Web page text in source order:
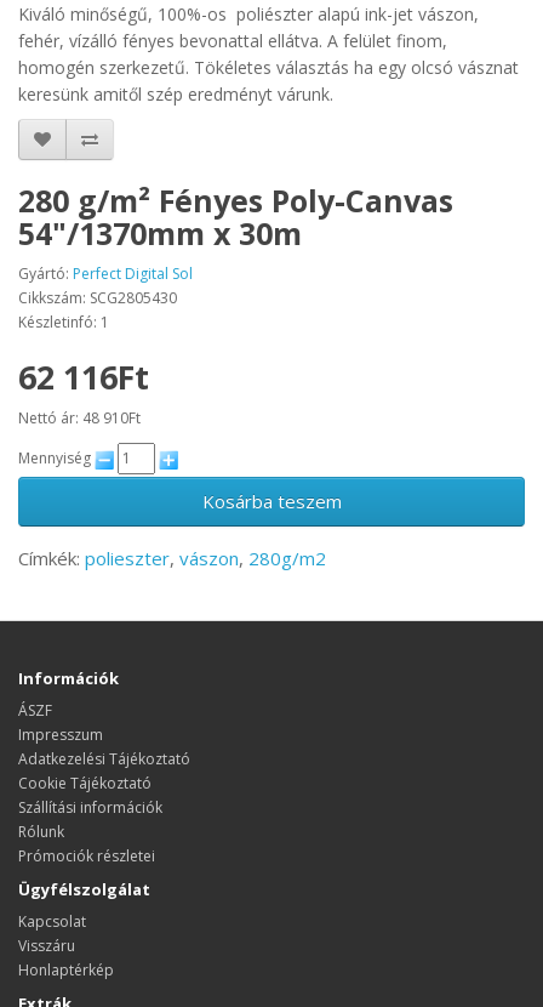
Kiváló minőségű, 100%-os poliészter alapú ink-jet vászon,
fehér, vízálló fényes bevonattal ellátva. A felület finom,
homogén szerkezetű. Tökéletes választás ha egy olcsó vásznat
keresünk amitől szép eredményt várunk.
280 g/m² Fényes Poly-Canvas
54"/1370mm x 30m
Gyártó: Perfect Digital Sol
Cikkszám: SCG2805430
Készletinfó: 1
62 116Ft
Nettó ár: 48 910Ft
Mennyiség
Kosárba teszem
Címkék: polieszter, vászon, 280g/m2
Információk
ÁSZF
Impresszum
Adatkezelési Tájékoztató
Cookie Tájékoztató
Szállítási információk
Rólunk
Prómociók részletei
Ügyfélszolgálat
Kapcsolat
Visszáru
Honlaptérkép